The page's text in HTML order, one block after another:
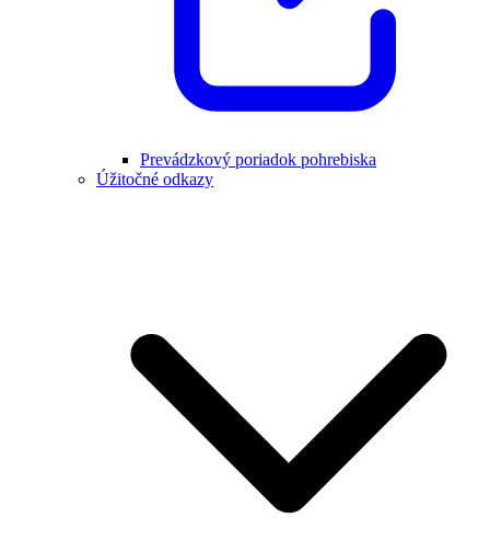
Prevádzkový poriadok pohrebiska
Úžitočné odkazy